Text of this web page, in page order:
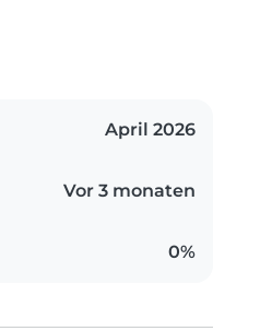
April 2026
Vor 3 monaten
0%